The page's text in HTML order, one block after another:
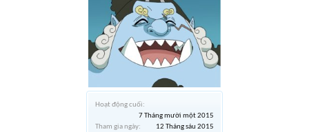
Hoạt động cuối:
7 Tháng mười một 2015
Tham gia ngày:
12 Tháng sáu 2015